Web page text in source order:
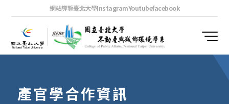
網站導覽臺北大學InstagramYoutubefacebook
產官學合作資訊